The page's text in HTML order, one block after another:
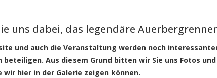
uns dabei, das legendäre
und auch die Veranstaltung werden noch
beteiligen. Aus diesem Grund bitten wir Sie uns Fotos
wir hier in der Galerie zeigen können.